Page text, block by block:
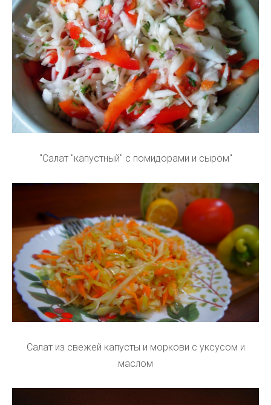
"Салат "капустный" с помидорами и сыром"
Салат из свежей капусты и моркови с уксусом и
маслом